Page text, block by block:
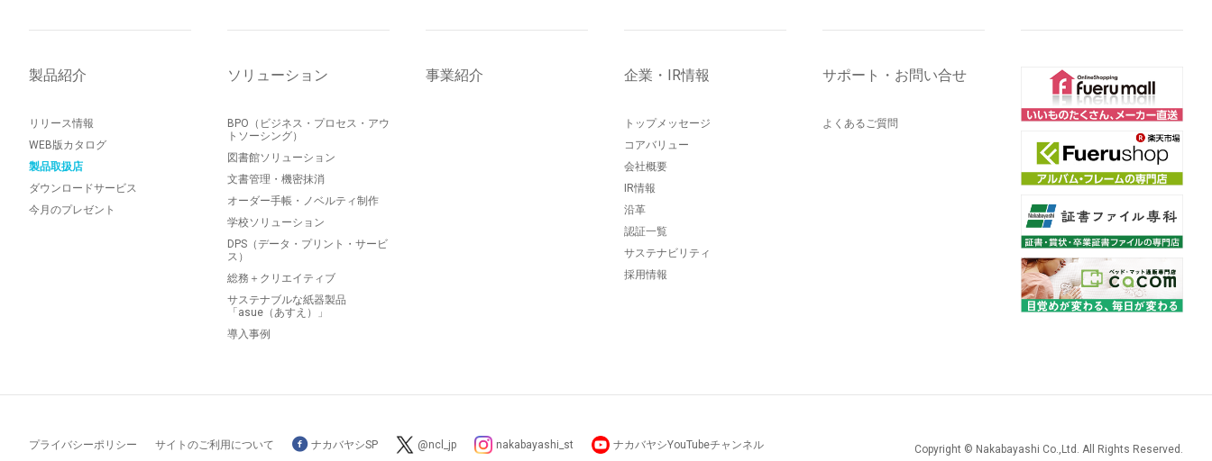
製品紹介
リリース情報
WEB版カタログ
製品取扱店
ダウンロードサービス
今月のプレゼント
ソリューション
BPO（ビジネス・プロセス・アウ
トソーシング）
図書館ソリューション
文書管理・機密抹消
オーダー手帳・ノベルティ制作
学校ソリューション
DPS（データ・プリント・サービ
ス）
総務＋クリエイティブ
サステナブルな紙器製品
「asue（あすえ）」
導入事例
事業紹介 企業・IR情報
トップメッセージ
コアバリュー
会社概要
IR情報
沿革
認証一覧
サステナビリティ
採用情報
サポート・お問い合せ
よくあるご質問
プライバシーポリシー サイトのご利用について ナカバヤシSP @ncl_jp nakabayashi_st ナカバヤシYouTubeチャンネル Copyright © Nakabayashi Co.,Ltd. All Rights Reserved.